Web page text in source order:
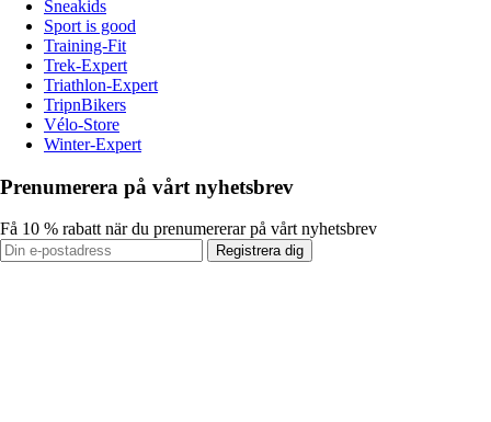
Sneakids
Sport is good
Training-Fit
Trek-Expert
Triathlon-Expert
TripnBikers
Vélo-Store
Winter-Expert
Prenumerera på vårt nyhetsbrev
Få 10 % rabatt när du prenumererar på vårt nyhetsbrev
Registrera dig